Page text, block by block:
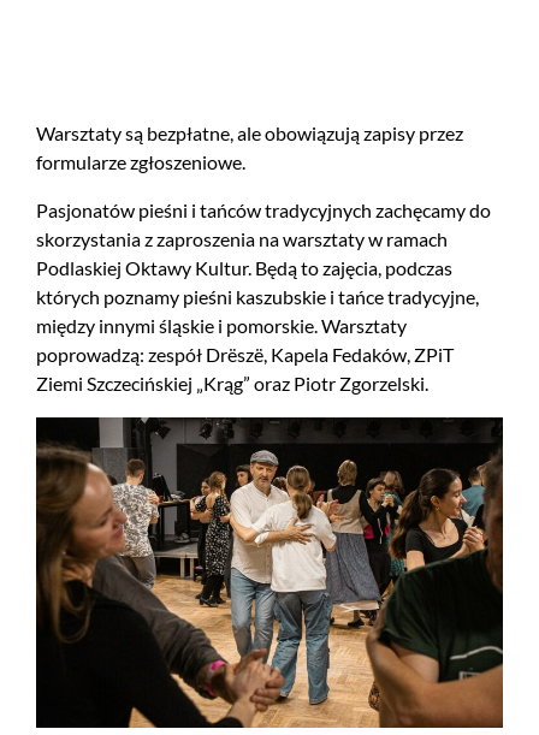
Warsztaty są bezpłatne, ale obowiązują zapisy przez
formularze zgłoszeniowe.
Pasjonatów pieśni i tańców tradycyjnych zachęcamy do
skorzystania z zaproszenia na warsztaty w ramach
Podlaskiej Oktawy Kultur. Będą to zajęcia, podczas
których poznamy pieśni kaszubskie i tańce tradycyjne,
między innymi śląskie i pomorskie. Warsztaty
poprowadzą: zespół Drëszë, Kapela Fedaków, ZPiT
Ziemi Szczecińskiej „Krąg” oraz Piotr Zgorzelski.